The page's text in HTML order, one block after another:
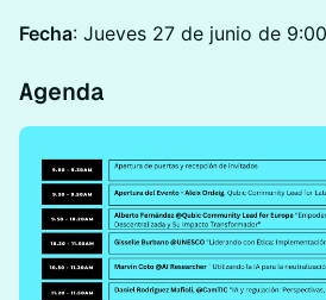
Fecha: Jueves 27 de junio de
Agenda